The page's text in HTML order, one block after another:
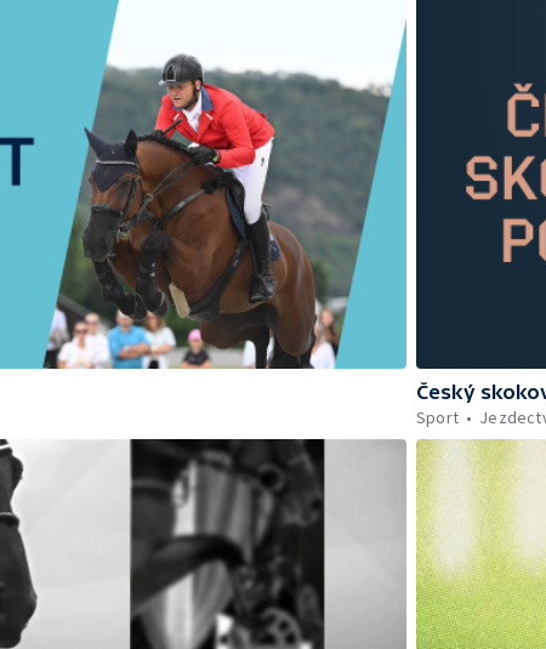
Český
Sport